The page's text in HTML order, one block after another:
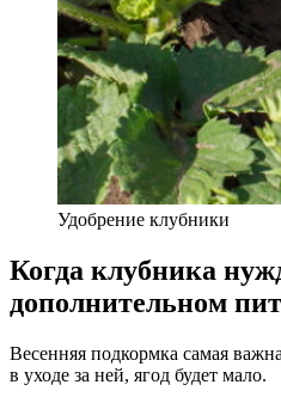
Удобрение клубники
Когда клубника
дополнительном
Весенняя подкормка самая
в уходе за ней, ягод будет мало.